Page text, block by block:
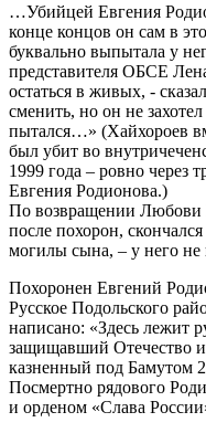
…Убийцей Евгения
конце концов он сам в
буквально выпытала у
представителя ОБСЕ
остаться в живых, -
сменить, но он не
пытался…» (Хайхороев
был убит во
1999 года – ровно через
Евгения Родионова.)
По возвращении Любови
после похорон,
могилы сына, – у него не
Похоронен Евгений
Русское Подольского
написано: «Здесь лежит
защищавший Отечество
казненный под Бамутом
Посмертно рядового
и орденом «Слава